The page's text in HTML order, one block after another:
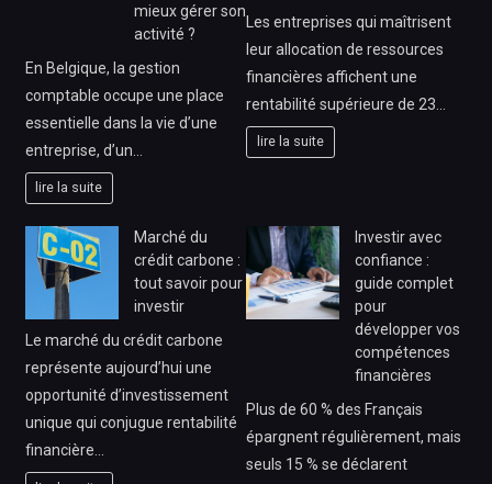
mieux gérer son
activité ?
En Belgique, la gestion
comptable occupe une place
essentielle dans la vie d’une
entreprise, d’un…
lire la suite
Les entreprises qui maîtrisent
leur allocation de ressources
financières affichent une
rentabilité supérieure de 23…
lire la suite
Marché du
crédit carbone :
tout savoir pour
investir
Le marché du crédit carbone
représente aujourd’hui une
opportunité d’investissement
unique qui conjugue rentabilité
financière…
Investir avec
confiance :
guide complet
pour
développer vos
compétences
financières
Plus de 60 % des Français
épargnent régulièrement, mais
seuls 15 % se déclarent